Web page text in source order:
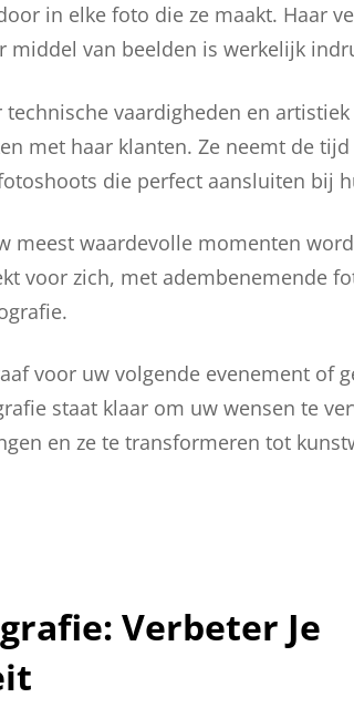
in elke foto die ze maakt. Haar
van beelden is werkelijk
vaardigheden en
met haar klanten. Ze neemt de
die perfect aansluiten bij
meest waardevolle momenten
voor zich, met adembenemende
voor uw volgende evenement of
staat klaar om uw wensen te
en ze te transformeren tot
Verbeter Je